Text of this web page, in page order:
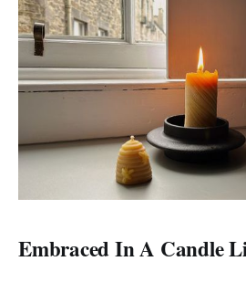
Embraced In A Candle